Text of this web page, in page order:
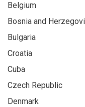
Belgium
Bosnia and
Bulgaria
Croatia
Cuba
Czech Republic
Denmark